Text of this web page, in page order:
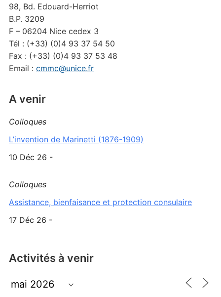
98, Bd. Edouard-Herriot
B.P. 3209
F – 06204 Nice cedex 3
Tél : (+33) (0)4 93 37 54 50
Fax : (+33) (0)4 93 37 53 48
Email : cmmc@unice.fr
A venir
Colloques
L’invention de Marinetti (1876-1909)
10 Déc 26 -
Colloques
Assistance, bienfaisance et protection consulaire
17 Déc 26 -
Activités à venir